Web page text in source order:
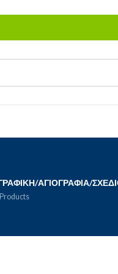
ΑΓΙΟΓΡΑΦΊΑ/